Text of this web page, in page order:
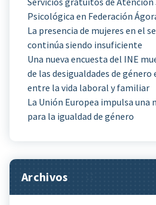
Psicológica en Federación
La presencia de mujeres en el
continúa siendo insuficiente
Una nueva encuesta del INE
de las desigualdades de
entre la vida laboral y familiar
La Unión Europea impulsa una
para la igualdad de género
Archivos